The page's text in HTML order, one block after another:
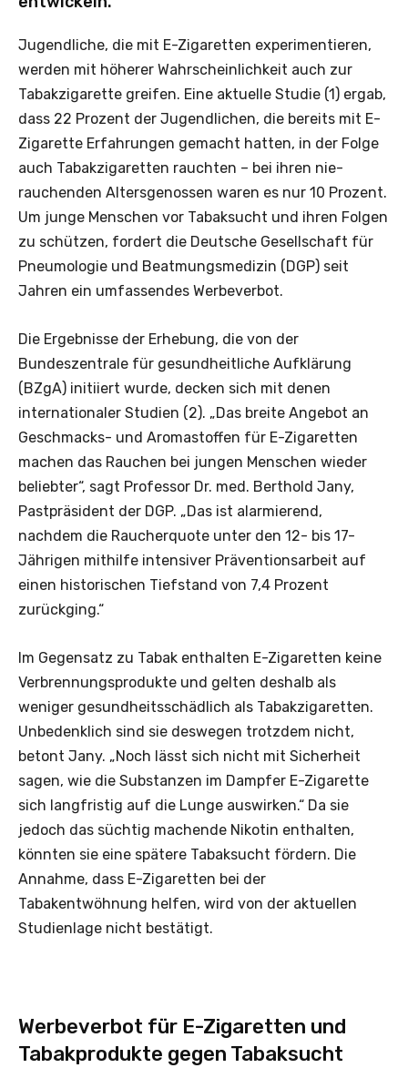
Jugendliche, die mit E-Zigaretten experimentieren,
werden mit höherer Wahrscheinlichkeit auch zur
Tabakzigarette greifen. Eine aktuelle Studie (1) ergab,
dass 22 Prozent der Jugendlichen, die bereits mit E-
Zigarette Erfahrungen gemacht hatten, in der Folge
auch Tabakzigaretten rauchten – bei ihren nie-
rauchenden Altersgenossen waren es nur 10 Prozent.
Um junge Menschen vor Tabaksucht und ihren Folgen
zu schützen, fordert die Deutsche Gesellschaft für
Pneumologie und Beatmungsmedizin (DGP) seit
Jahren ein umfassendes Werbeverbot.
Die Ergebnisse der Erhebung, die von der
Bundeszentrale für gesundheitliche Aufklärung
(BZgA) initiiert wurde, decken sich mit denen
internationaler Studien (2). „Das breite Angebot an
Geschmacks- und Aromastoffen für E-Zigaretten
machen das Rauchen bei jungen Menschen wieder
beliebter“, sagt Professor Dr. med. Berthold Jany,
Pastpräsident der DGP. „Das ist alarmierend,
nachdem die Raucherquote unter den 12- bis 17-
Jährigen mithilfe intensiver Präventionsarbeit auf
einen historischen Tiefstand von 7,4 Prozent
zurückging.“
Im Gegensatz zu Tabak enthalten E-Zigaretten keine
Verbrennungsprodukte und gelten deshalb als
weniger gesundheitsschädlich als Tabakzigaretten.
Unbedenklich sind sie deswegen trotzdem nicht,
betont Jany. „Noch lässt sich nicht mit Sicherheit
sagen, wie die Substanzen im Dampfer E-Zigarette
sich langfristig auf die Lunge auswirken.“ Da sie
jedoch das süchtig machende Nikotin enthalten,
könnten sie eine spätere Tabaksucht fördern. Die
Annahme, dass E-Zigaretten bei der
Tabakentwöhnung helfen, wird von der aktuellen
Studienlage nicht bestätigt.
Werbeverbot für E-Zigaretten und
Tabakprodukte gegen Tabaksucht